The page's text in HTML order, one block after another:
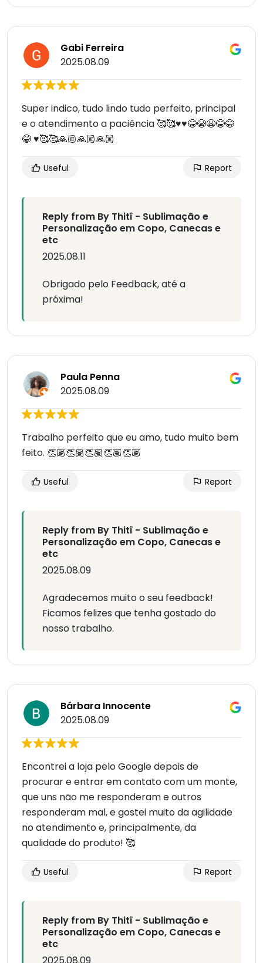
Gabi Ferreira
2025.08.09
Super indico, tudo lindo tudo perfeito, principal
e o atendimento a paciência 🥰🥰♥️♥️😂😭😭😂😂
😂 ♥️🥰🥰🙏🏼🙏🏼🙏🏼
Useful Report
Reply from By Thitî - Sublimação e
Personalização em Copo, Canecas e
etc
2025.08.11
Obrigado pelo Feedback, até a
próxima!
Paula Penna
2025.08.09
Trabalho perfeito que eu amo, tudo muito bem
feito. 👏🏽👏🏽👏🏽👏🏽👏🏽
Useful Report
Reply from By Thitî - Sublimação e
Personalização em Copo, Canecas e
etc
2025.08.09
Agradecemos muito o seu feedback!
Ficamos felizes que tenha gostado do
nosso trabalho.
Bárbara Innocente
2025.08.09
Encontrei a loja pelo Google depois de
procurar e entrar em contato com um monte,
que uns não me responderam e outros
responderam mal, e gostei muito da agilidade
no atendimento e, principalmente, da
qualidade do produto! 🥰
Useful Report
Reply from By Thitî - Sublimação e
Personalização em Copo, Canecas e
etc